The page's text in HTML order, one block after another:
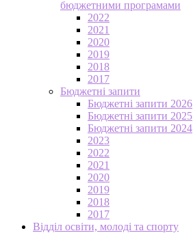
бюджетними програмами
2022
2021
2020
2019
2018
2017
Бюджетні запити
Бюджетні запити 2026
Бюджетні запити 2025
Бюджетні запити 2024
2023
2022
2021
2020
2019
2018
2017
Відділ освіти, молоді та спорту